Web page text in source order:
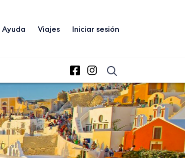
Ayuda Viajes Iniciar sesión